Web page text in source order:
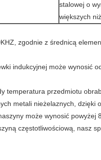
stalowej o
większych
zgodnie z średnicą
indukcyjnej może
temperatura przedmiotu
metali nieżelaznych, dzięki
może wynosić powyżej
częstotliwościową, nasz